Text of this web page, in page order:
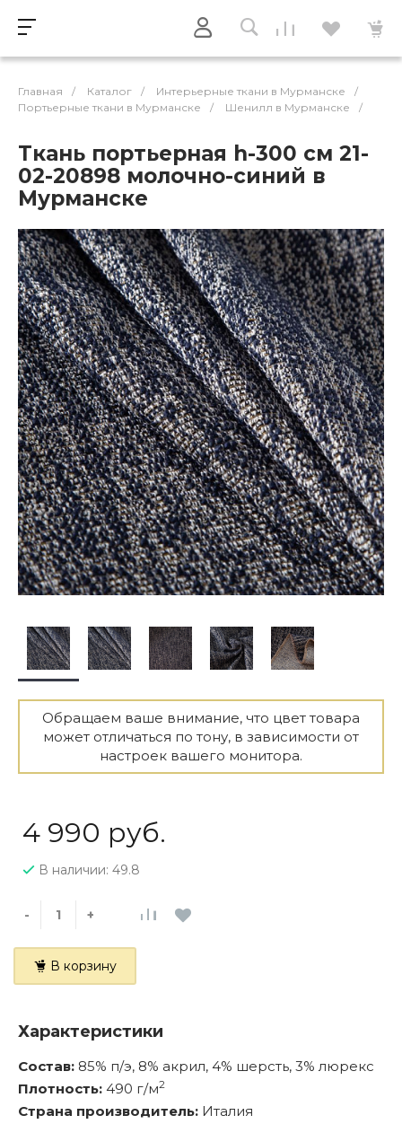
Главная / Каталог / Интерьерные ткани в Мурманске
/
Портьерные ткани в Мурманске
/ Шенилл в Мурманске /
Ткань портьерная h-300 см 21-
02-20898 молочно-синий в
Мурманске
Обращаем ваше внимание, что цвет товара
может отличаться по тону, в зависимости от
настроек вашего монитора.
4 990 руб.
В наличии: 49.8
- +
В корзину
Характеристики
Состав: 85% п/э, 8% акрил, 4% шерсть, 3% люрекс
Плотность: 490 г/м2
Страна производитель: Италия